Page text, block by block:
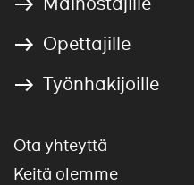
Opettajille
Työnhakijoille
Ota yhteyttä
Keitä olemme